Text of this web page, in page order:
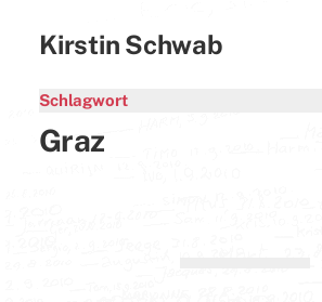
Kirstin Schwab
Schlagwort
Graz